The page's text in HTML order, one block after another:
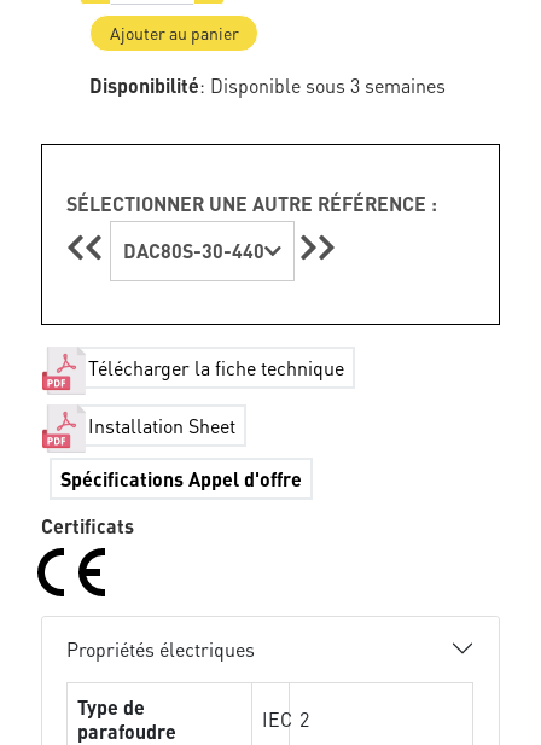
Ajouter au panier
Disponibilité: Disponible sous 3 semaines
SÉLECTIONNER UNE AUTRE RÉFÉRENCE :
DAC80S-30-440
Télécharger la fiche technique
Installation Sheet
Spécifications Appel d'offre
Certificats
Propriétés électriques
Type de
parafoudre
IEC 2